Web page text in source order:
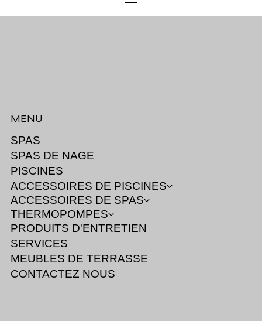
MENU
SPAS
SPAS DE NAGE
PISCINES
ACCESSOIRES DE PISCINES
ACCESSOIRES DE SPAS
THERMOPOMPES
PRODUITS D'ENTRETIEN
SERVICES
MEUBLES DE TERRASSE
CONTACTEZ NOUS